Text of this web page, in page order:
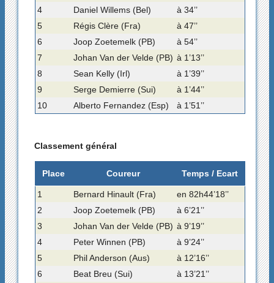
4
Daniel Willems (Bel)
à 34’’
5
Régis Clère (Fra)
à 47’’
6
Joop Zoetemelk (PB)
à 54’’
7
Johan Van der Velde (PB) à 1’13’’
8
Sean Kelly (Irl)
à 1’39’’
9
Serge Demierre (Sui)
à 1’44’’
10
Alberto Fernandez (Esp) à 1’51’’
Classement général
Place Coureur Temps / Ecart
1 Bernard Hinault (Fra)
en 82h44’18’’
2
Joop Zoetemelk (PB)
à 6’21’’
3
Johan Van der Velde (PB) à 9’19’’
4
Peter Winnen (PB)
à 9’24’’
5
Phil Anderson (Aus)
à 12’16’’
6
Beat Breu (Sui) à 13’21’’